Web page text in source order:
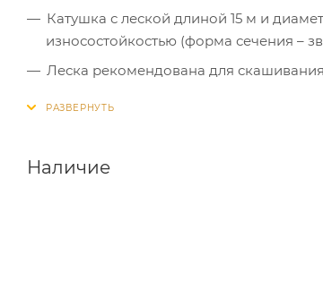
Катушка с леской длиной 15 м и
износостойкостью (форма сечения –
Леска рекомендована для скашивания
Наличие